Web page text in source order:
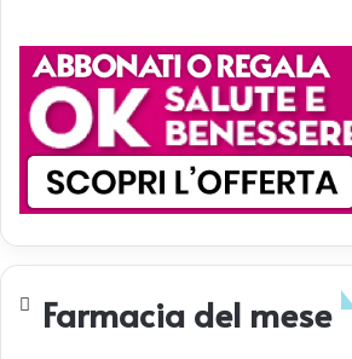
Farmacia del mese